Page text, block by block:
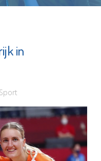
in
Sport